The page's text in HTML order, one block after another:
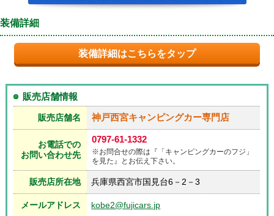
装備詳細
装備詳細はこちらをタップ
販売店舗情報
販売店舗名 神戸西宮キャンピングカー専門店
お電話での
お問い合わせ先
0797-61-1332
※お問合せの際は『「キャンピングカーのフジ」
を見た』とお伝え下さい。
販売店所在地 兵庫県西宮市国見台6－2－3
メールアドレス kobe2@fujicars.jp